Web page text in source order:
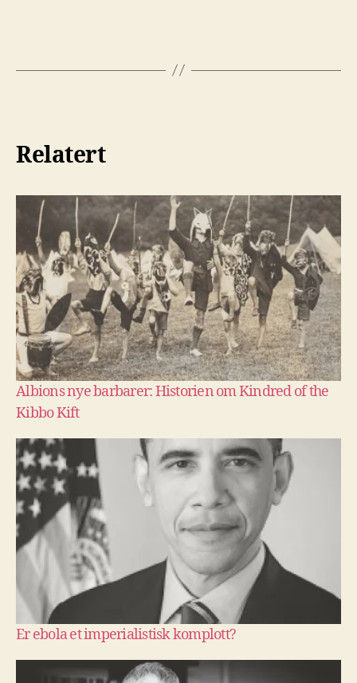
Relatert
Albions nye barbarer: Historien om Kindred of the
Kibbo Kift
Er ebola et imperialistisk komplott?